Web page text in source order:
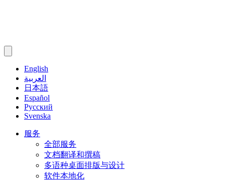
English
العربية
日本語
Español
Русский
Svenska
服务
全部服务
文档翻译和撰稿
多语种桌面排版与设计
软件本地化